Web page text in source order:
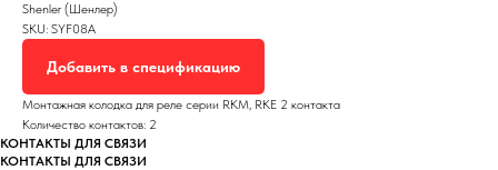
Shenler (Шенлер)
SKU: SYF08A
Добавить в спецификацию
Монтажная колодка для реле серии RKM, RKE 2 контакта
Количество контактов: 2
КОНТАКТЫ ДЛЯ СВЯЗИ
КОНТАКТЫ ДЛЯ СВЯЗИ